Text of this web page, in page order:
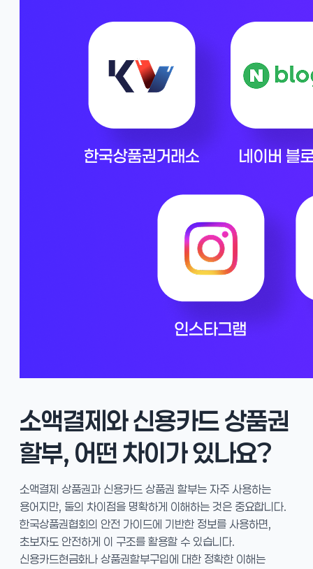
소액결제와 신용카드 상품권
할부, 어떤 차이가 있나요?
소액결제 상품권과 신용카드 상품권 할부는 자주 사용하는
용어지만, 둘의 차이점을 명확하게 이해하는 것은 중요합니다.
한국상품권협회의 안전 가이드에 기반한 정보를 사용하면,
초보자도 안전하게 이 구조를 활용할 수 있습니다.
신용카드현금화나 상품권할부구입에 대한 정확한 이해는